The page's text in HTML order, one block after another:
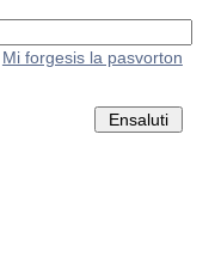
Mi forgesis la pasvorton